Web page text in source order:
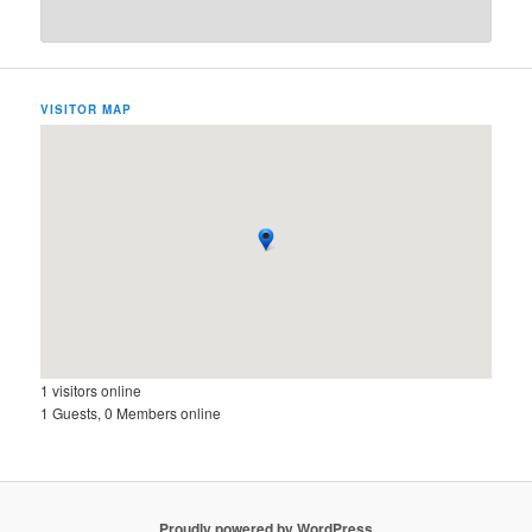
VISITOR MAP
1 visitors online
1 Guests, 0 Members online